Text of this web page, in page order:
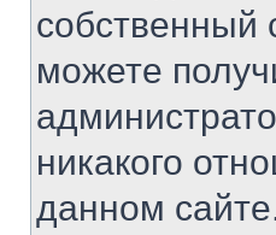
собственный
можете
никакого
данном